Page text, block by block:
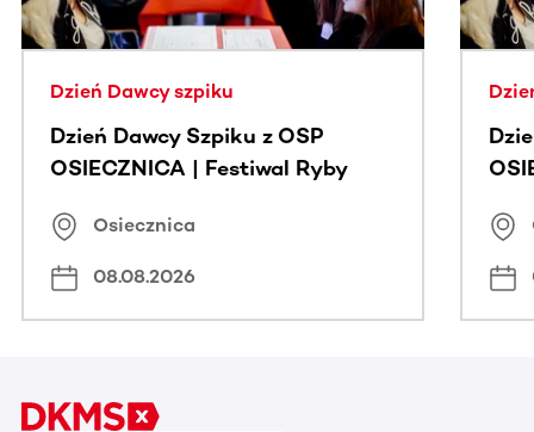
Dzień Dawcy szpiku
Dzień Dawcy Szpiku z OSP
OSIECZNICA | Festiwal Ryby
Osiecznica
08.08.2026